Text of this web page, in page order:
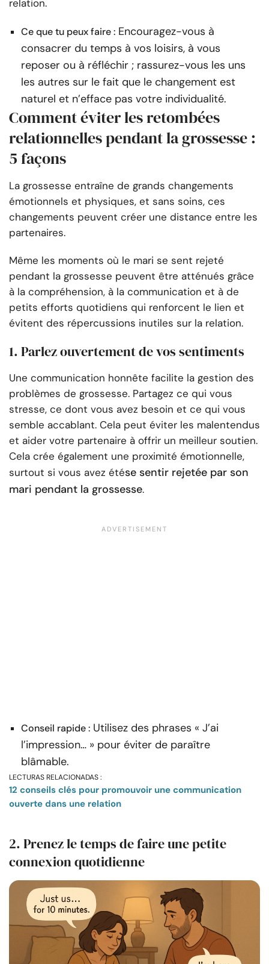
relation.
Ce que tu peux faire : Encouragez-vous à
consacrer du temps à vos loisirs, à vous
reposer ou à réfléchir ; rassurez-vous les uns
les autres sur le fait que le changement est
naturel et n’efface pas votre individualité.
Comment éviter les retombées
relationnelles pendant la grossesse :
5 façons
La grossesse entraîne de grands changements
émotionnels et physiques, et sans soins, ces
changements peuvent créer une distance entre les
partenaires.
Même les moments où le mari se sent rejeté
pendant la grossesse peuvent être atténués grâce
à la compréhension, à la communication et à de
petits efforts quotidiens qui renforcent le lien et
évitent des répercussions inutiles sur la relation.
1. Parlez ouvertement de vos sentiments
Une communication honnête facilite la gestion des
problèmes de grossesse. Partagez ce qui vous
stresse, ce dont vous avez besoin et ce qui vous
semble accablant. Cela peut éviter les malentendus
et aider votre partenaire à offrir un meilleur soutien.
Cela crée également une proximité émotionnelle,
surtout si vous avez étése sentir rejetée par son
mari pendant la grossesse.
Conseil rapide : Utilisez des phrases « J’ai
l’impression… » pour éviter de paraître
blâmable.
LECTURAS RELACIONADAS :
12 conseils clés pour promouvoir une communication
ouverte dans une relation
2. Prenez le temps de faire une petite
connexion quotidienne